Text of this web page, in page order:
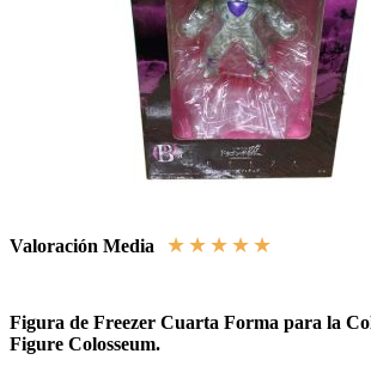
Valoración Media ★ ★ ★ ★ ★
Figura de Freezer Cuarta Forma para la
Figure Colosseum.